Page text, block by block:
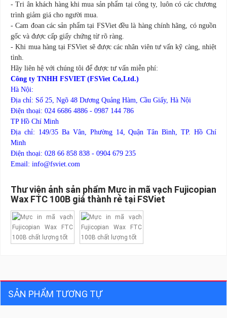
- Tri ân khách hàng khi mua sản phẩm tại công ty, luôn có các chương
trình giảm giá cho người mua.
- Cam đoan các sản phẩm tại FSViet đều là hàng chính hãng, có nguồn
gốc và được cấp giấy chứng từ rõ ràng.
- Khi mua hàng tại FSViet sẽ được các nhân viên tư vấn kỹ càng, nhiệt
tình.
Hãy liên hệ với chúng tôi để được tư vấn miễn phí:
Công ty TNHH FSVIET (FSViet Co,Ltd.)
Hà Nội:
Địa chỉ: Số 25, Ngõ 48 Dương Quảng Hàm, Cầu Giấy, Hà Nội
Điện thoại: 024 6686 4886 - 0987 144 786
TP Hồ Chí Minh
Địa chỉ: 149/35 Ba Vân, Phường 14, Quận Tân Bình, TP. Hồ Chí
Minh
Điện thoại: 028 66 858 838 - 0904 679 235
Email: info@fsviet.com
Thư viện ảnh sản phẩm Mực in mã vạch Fujicopian
Wax FTC 100B giá thành rẻ tại FSViet
SẢN PHẨM TƯƠNG TỰ